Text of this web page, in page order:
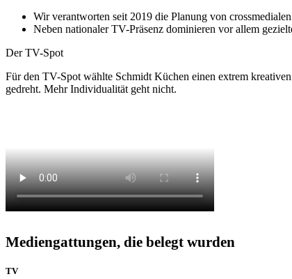
Wir verantworten seit 2019 die Planung von
Neben nationaler TV-Präsenz dominieren vor allem
Der TV-Spot
Für den TV-Spot wählte Schmidt Küchen einen extrem
gedreht. Mehr Individualität geht nicht.
Mediengattungen, die belegt wurden
TV